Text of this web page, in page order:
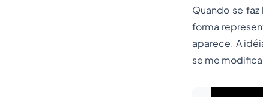
Quando se
forma
aparece. A
se me